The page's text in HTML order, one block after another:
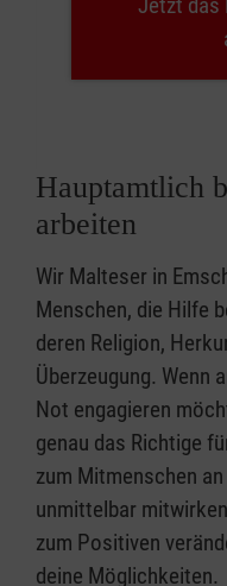
Mobil-
und
Weg
Malteser
selbst –
Woche!
Hauptamtlich
arbeiten
Wir Malteser in
Menschen, die Hilfe
deren Religion,
Überzeugung. Wenn
Not engagieren
genau das Richtige
zum Mitmenschen
unmittelbar
zum Positiven
deine Möglichkeiten.